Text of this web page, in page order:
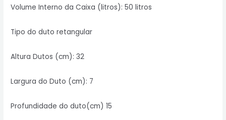
Volume Interno da Caixa (litros): 50 litros
Tipo do duto retangular
Altura Dutos (cm): 32
Largura do Duto (cm): 7
Profundidade do duto(cm) 15